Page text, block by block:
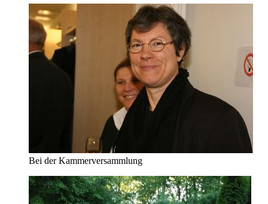
Bei der Kammerversammlung